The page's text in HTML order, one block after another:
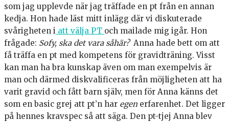
som jag upplevde när jag träffade en pt från en annan
kedja. Hon hade läst mitt inlägg där vi diskuterade
svårigheten i att välja PT och mailade mig igår. Hon
frågade: Sofy, ska det vara såhär? Anna hade bett om att
få träffa en pt med kompetens för gravidträning. Visst
kan man ha bra kunskap även om man exempelvis är
man och därmed diskvalificeras från möjligheten att ha
varit gravid och fått barn själv, men för Anna känns det
som en basic grej att pt’n har egen erfarenhet. Det ligger
på hennes kravspec så att säga. Den pt-tjej Anna blev